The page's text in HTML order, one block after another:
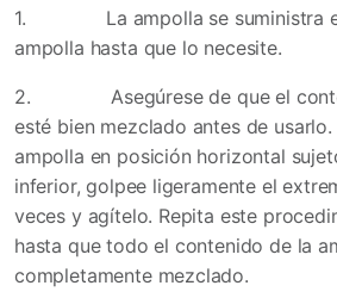
1.
La ampolla se suministra
ampolla hasta que lo necesite.
2.
Asegúrese de que el
esté bien mezclado antes de
ampolla en posición horizontal
inferior, golpee ligeramente el
veces y agítelo. Repita este
hasta que todo el contenido de la
completamente mezclado.